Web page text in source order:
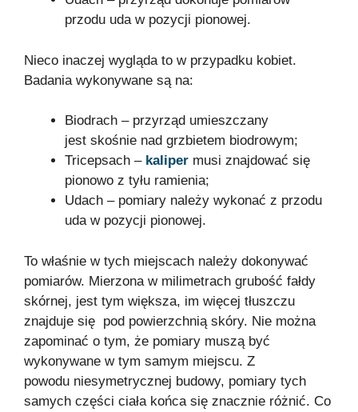
przodu uda w pozycji pionowej.
Nieco inaczej wygląda to w przypadku kobiet.
Badania wykonywane są na:
Biodrach – przyrząd umieszczany
jest skośnie nad grzbietem biodrowym;
Tricepsach – kaliper musi znajdować się
pionowo z tyłu ramienia;
Udach – pomiary należy wykonać z przodu
uda w pozycji pionowej.
To właśnie w tych miejscach należy dokonywać
pomiarów. Mierzona w milimetrach grubość fałdy
skórnej, jest tym większa, im więcej tłuszczu
znajduje się pod powierzchnią skóry. Nie można
zapominać o tym, że pomiary muszą być
wykonywane w tym samym miejscu. Z
powodu niesymetrycznej budowy, pomiary tych
samych części ciała końca się znacznie różnić. Co